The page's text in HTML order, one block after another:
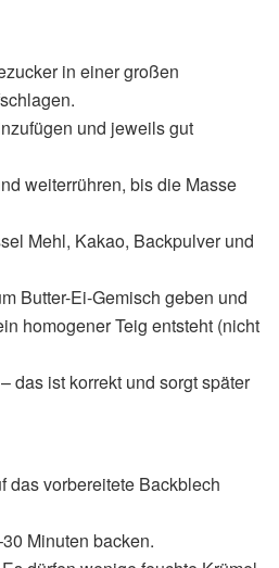
in einer großen
und jeweils gut
weiterrühren, bis die Masse
Mehl, Kakao, Backpulver und
Butter-Ei-Gemisch geben und
homogener Teig entsteht (nicht
das ist korrekt und sorgt später
das vorbereitete Backblech
Minuten backen.